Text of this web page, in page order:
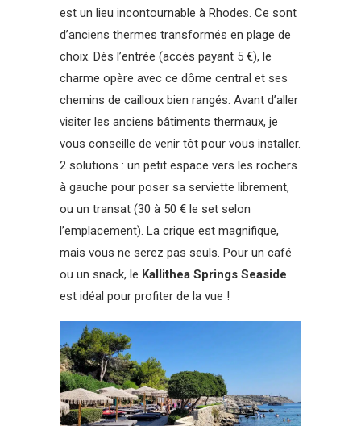
est un lieu incontournable à Rhodes. Ce sont
d’anciens thermes transformés en plage de
choix. Dès l’entrée (accès payant 5 €), le
charme opère avec ce dôme central et ses
chemins de cailloux bien rangés. Avant d’aller
visiter les anciens bâtiments thermaux, je
vous conseille de venir tôt pour vous installer.
2 solutions : un petit espace vers les rochers
à gauche pour poser sa serviette librement,
ou un transat (30 à 50 € le set selon
l’emplacement). La crique est magnifique,
mais vous ne serez pas seuls. Pour un café
ou un snack, le Kallithea Springs Seaside
est idéal pour profiter de la vue !